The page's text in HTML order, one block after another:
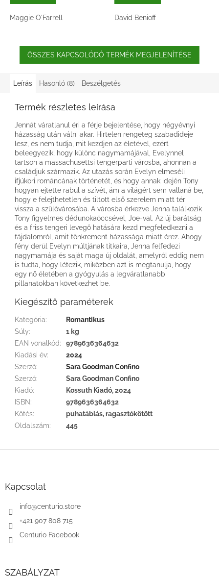
Maggie O'Farrell David Benioff
ÖSSZES KAPCSOLÓDÓ TERMÉK MEGJELENÍTÉSE
Leírás Hasonló (8) Beszélgetés
Termék részletes leírása
Jennát váratlanul éri a férje bejelentése, hogy négyévnyi
házasság után válni akar. Hirtelen rengeteg szabadideje
lesz, és nem tudja, mit kezdjen az életével, ezért
beleegyezik, hogy különc nagymamájával, Evelynnel
tartson a massachusettsi tengerparti városba, ahonnan a
családjuk származik. Az utazás során Evelyn elmeséli
ifjúkori románcának történetét, és hogy annak idején Tony
hogyan ejtette rabul a szívét, ám a világért sem vallaná be,
hogy e felejthetetlen és tiltott első szerelem miatt tér
vissza a szülővárosába. A városba érkezve Jenna találkozik
Tony figyelmes dédunokaöccsével, Joe-val. Az új barátság
és a friss tengeri levegő hatására kezd megfeledkezni a
fájdalomról, amit tönkrement házassága miatt érez. Ahogy
fény derül Evelyn múltjának titkaira, Jenna felfedezi
nagymamája és saját maga új oldalát, amelyről eddig nem
is tudta, hogy létezik, miközben azt is megtanulja, hogy
egy nő életében a gyógyulás a legváratlanabb
pillanatokban következhet be.
Kiegészítő paraméterek
Kategória:
Romantikus
Súly:
1 kg
EAN vonalkód:
9789636364632
Kiadási év:
2024
Szerző:
Sara Goodman Confino
Szerző:
Sara Goodman Confino
Kiadó:
Kossuth Kiadó, 2024
ISBN:
9789636364632
Kötés:
puhatáblás, ragasztókötött
Oldalszám: 445
Kapcsolat
info@centurio.store
+421 907 808 715
Centurio Facebook
SZABÁLYZAT